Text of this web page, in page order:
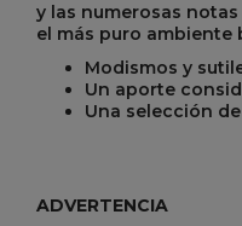
y las numerosas
el más puro ambiente
Modismos y
Un aporte
Una selección
ADVERTENCIA